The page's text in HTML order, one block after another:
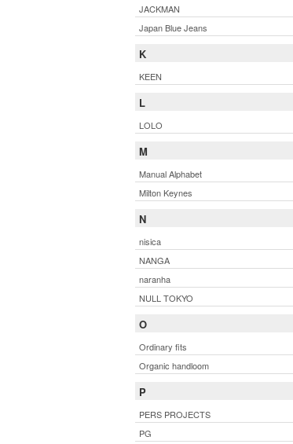
JACKMAN
Japan Blue Jeans
K
KEEN
L
LOLO
M
Manual Alphabet
Milton Keynes
N
nisica
NANGA
naranha
NULL TOKYO
O
Ordinary fits
Organic handloom
P
PERS PROJECTS
PG